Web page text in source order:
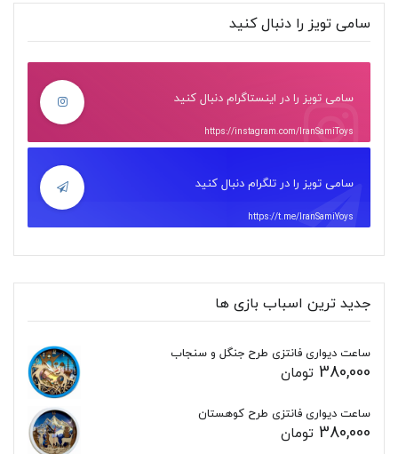
سامی تویز را دنبال کنید
سامی تویز را در اینستاگرام دنبال کنید
https://instagram.com/IranSamiToys
سامی تویز را در تلگرام دنبال کنید
https://t.me/IranSamiYoys
جدید ترین اسباب بازی ها
ساعت دیواری فانتزی طرح جنگل و سنجاب
380,000 تومان
ساعت دیواری فانتزی طرح کوهستان
380,000 تومان